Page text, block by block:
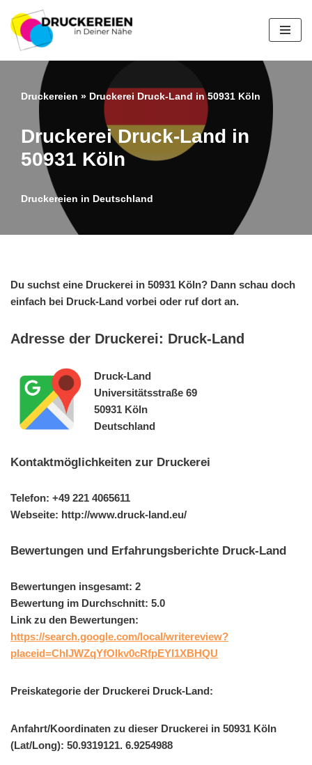
Zum
Inhalt
springen
Druckereien » Druckerei Druck-Land in 50931 Köln
Druckerei Druck-Land in
50931 Köln
Druckereien in Deutschland
Du suchst eine Druckerei in 50931 Köln? Dann schau doch
einfach bei Druck-Land vorbei oder ruf dort an.
Adresse der Druckerei: Druck-Land
Druck-Land
Universitätsstraße 69
50931 Köln
Deutschland
Kontaktmöglichkeiten zur Druckerei
Telefon: +49 221 4065611
Webseite: http://www.druck-land.eu/
Bewertungen und Erfahrungsberichte Druck-Land
Bewertungen insgesamt: 2
Bewertung im Durchschnitt: 5.0
Link zu den Bewertungen:
https://search.google.com/local/writereview?
placeid=ChIJWZqYfOIkv0cRfpEYl1XBHQU
Preiskategorie der Druckerei Druck-Land:
Anfahrt/Koordinaten zu dieser Druckerei in 50931 Köln
(Lat/Long): 50.9319121. 6.9254988